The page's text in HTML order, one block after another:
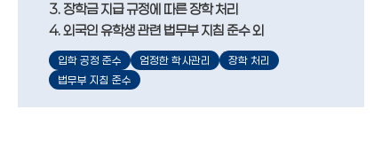
3. 장학금 지급 규정에 따른 장학 처리
4. 외국인 유학생 관련 법무부 지침 준수 외
입학 공정 준수 엄정한 학사관리
장학 처리
법무부 지침 준수